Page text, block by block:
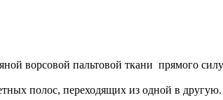
ворсовой пальтовой ткани прямого
полос, переходящих из одной в другую.